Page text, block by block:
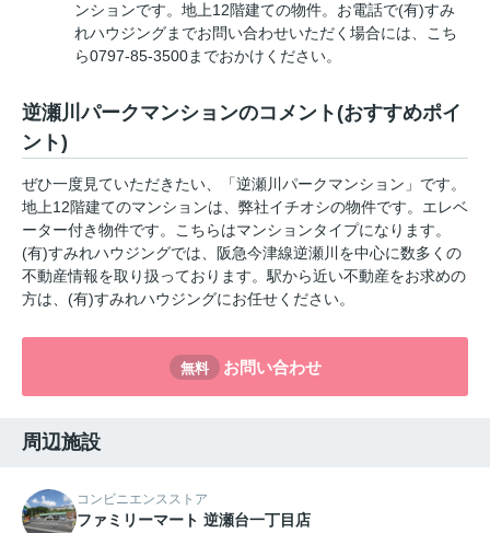
ンションです。地上12階建ての物件。お電話で(有)すみ
れハウジングまでお問い合わせいただく場合には、こち
ら0797-85-3500までおかけください。
逆瀬川パークマンションのコメント(おすすめポイ
ント)
ぜひ一度見ていただきたい、「逆瀬川パークマンション」です。
地上12階建てのマンションは、弊社イチオシの物件です。エレベ
ーター付き物件です。こちらはマンションタイプになります。
(有)すみれハウジングでは、阪急今津線逆瀬川を中心に数多くの
不動産情報を取り扱っております。駅から近い不動産をお求めの
方は、(有)すみれハウジングにお任せください。
無料 お問い合わせ
周辺施設
コンビニエンスストア
ファミリーマート 逆瀬台一丁目店